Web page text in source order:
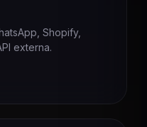
Shopify,
externa.